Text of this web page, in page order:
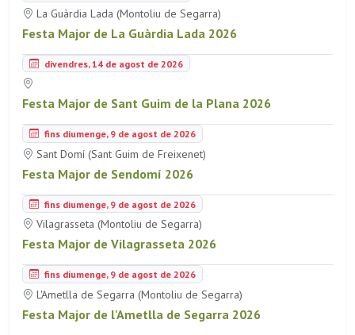
La Guàrdia Lada (Montoliu de Segarra)
Festa Major de La Guàrdia Lada 2026
divendres, 14 de agost de 2026
Festa Major de Sant Guim de la Plana 2026
fins diumenge, 9 de agost de 2026
Sant Domí (Sant Guim de Freixenet)
Festa Major de Sendomí 2026
fins diumenge, 9 de agost de 2026
Vilagrasseta (Montoliu de Segarra)
Festa Major de Vilagrasseta 2026
fins diumenge, 9 de agost de 2026
L'Ametlla de Segarra (Montoliu de Segarra)
Festa Major de l'Ametlla de Segarra 2026